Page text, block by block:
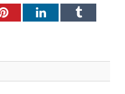
PinterestLinkedInTumblr